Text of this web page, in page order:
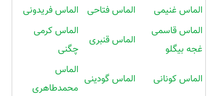
الماس غنیمی
الماس فتاحی
الماس فریدونی
الماس قاسمی
غجه بیگلو
الماس قنبری
الماس کرمی
چگنی
الماس کونانی الماس گودینی
الماس
محمدطاهری